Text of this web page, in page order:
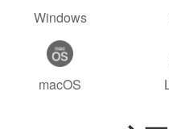
Windows
macOS